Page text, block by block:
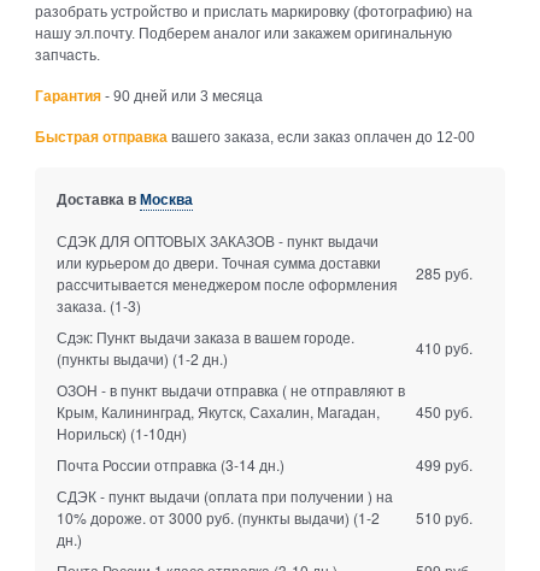
разобрать устройство и прислать маркировку (фотографию) на
нашу эл.почту. Подберем аналог или закажем оригинальную
запчасть.
Гарантия - 90 дней или 3 месяца
Быстрая отправка вашего заказа, если заказ оплачен до 12-00
Доставка вМосква
СДЭК ДЛЯ ОПТОВЫХ ЗАКАЗОВ - пункт выдачи
или курьером до двери. Точная сумма доставки
рассчитывается менеджером после оформления
заказа. (1-3)
285 руб.
Сдэк: Пункт выдачи заказа в вашем городе.
(пункты выдачи) (1-2 дн.)
410 руб.
ОЗОН - в пункт выдачи отправка ( не отправляют в
Крым, Калининград, Якутск, Сахалин, Магадан,
Норильск) (1-10дн)
450 руб.
Почта России отправка (3-14 дн.)
499 руб.
СДЭК - пункт выдачи (оплата при получении ) на
10% дороже. от 3000 руб. (пункты выдачи) (1-2
дн.)
510 руб.